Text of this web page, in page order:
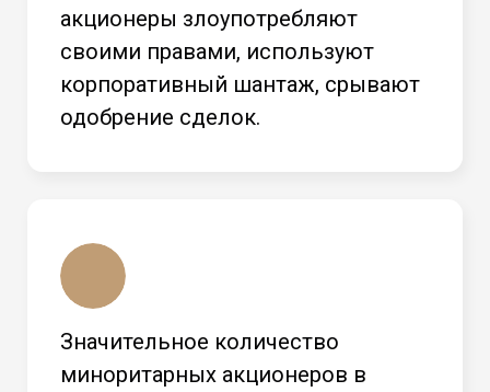
акционеры злоупотребляют
своими правами, используют
корпоративный шантаж, срывают
одобрение сделок.
Значительное количество
миноритарных акционеров в